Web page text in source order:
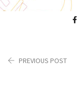
PREVIOUS POST